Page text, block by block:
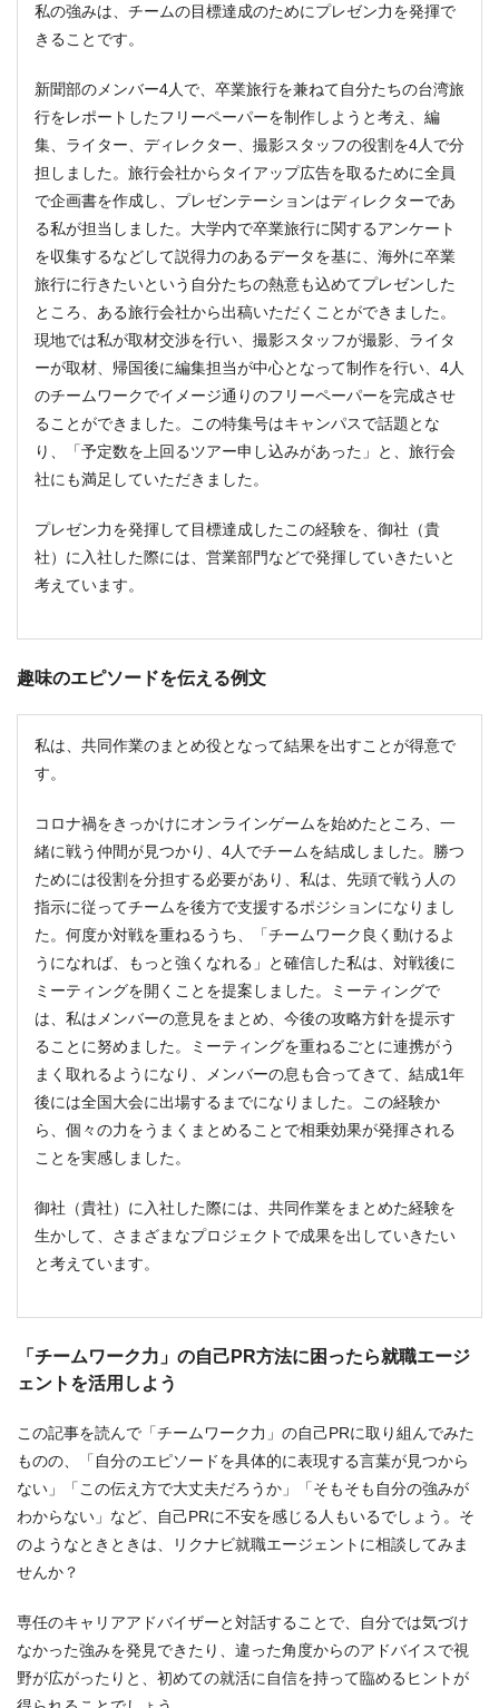
私の強みは、チームの目標達成のためにプレゼン力を発揮で
きることです。
新聞部のメンバー4人で、卒業旅行を兼ねて自分たちの台湾旅
行をレポートしたフリーペーパーを制作しようと考え、編
集、ライター、ディレクター、撮影スタッフの役割を4人で分
担しました。旅行会社からタイアップ広告を取るために全員
で企画書を作成し、プレゼンテーションはディレクターであ
る私が担当しました。大学内で卒業旅行に関するアンケート
を収集するなどして説得力のあるデータを基に、海外に卒業
旅行に行きたいという自分たちの熱意も込めてプレゼンした
ところ、ある旅行会社から出稿いただくことができました。
現地では私が取材交渉を行い、撮影スタッフが撮影、ライタ
ーが取材、帰国後に編集担当が中心となって制作を行い、4人
のチームワークでイメージ通りのフリーペーパーを完成させ
ることができました。この特集号はキャンパスで話題とな
り、「予定数を上回るツアー申し込みがあった」と、旅行会
社にも満足していただきました。
プレゼン力を発揮して目標達成したこの経験を、御社（貴
社）に入社した際には、営業部門などで発揮していきたいと
考えています。
趣味のエピソードを伝える例文
私は、共同作業のまとめ役となって結果を出すことが得意で
す。
コロナ禍をきっかけにオンラインゲームを始めたところ、一
緒に戦う仲間が見つかり、4人でチームを結成しました。勝つ
ためには役割を分担する必要があり、私は、先頭で戦う人の
指示に従ってチームを後方で支援するポジションになりまし
た。何度か対戦を重ねるうち、「チームワーク良く動けるよ
うになれば、もっと強くなれる」と確信した私は、対戦後に
ミーティングを開くことを提案しました。ミーティングで
は、私はメンバーの意見をまとめ、今後の攻略方針を提示す
ることに努めました。ミーティングを重ねるごとに連携がう
まく取れるようになり、メンバーの息も合ってきて、結成1年
後には全国大会に出場するまでになりました。この経験か
ら、個々の力をうまくまとめることで相乗効果が発揮される
ことを実感しました。
御社（貴社）に入社した際には、共同作業をまとめた経験を
生かして、さまざまなプロジェクトで成果を出していきたい
と考えています。
「チームワーク力」の自己PR方法に困ったら就職エージ
ェントを活用しよう
この記事を読んで「チームワーク力」の自己PRに取り組んでみた
ものの、「自分のエピソードを具体的に表現する言葉が見つから
ない」「この伝え方で大丈夫だろうか」「そもそも自分の強みが
わからない」など、自己PRに不安を感じる人もいるでしょう。そ
のようなときときは、リクナビ就職エージェントに相談してみま
せんか？
専任のキャリアアドバイザーと対話することで、自分では気づけ
なかった強みを発見できたり、違った角度からのアドバイスで視
野が広がったりと、初めての就活に自信を持って臨めるヒントが